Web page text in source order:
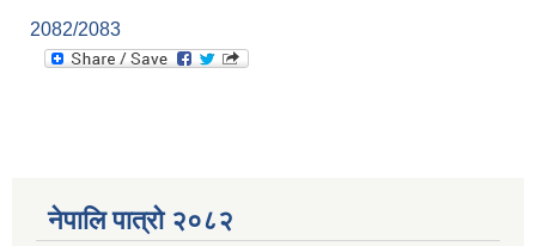
2082/2083
नेपालि पात्रो २०८२